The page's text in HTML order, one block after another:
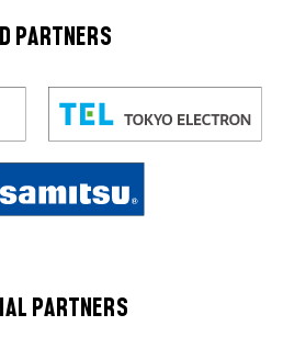
PARTNERS
PARTNERS